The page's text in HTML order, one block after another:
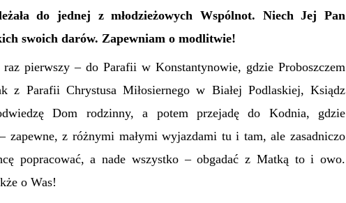
do jednej z młodzieżowych Wspólnot. Niech Jej Pan
swoich darów. Zapewniam o modlitwie!
pierwszy – do Parafii w Konstantynowie, gdzie Proboszczem
z Parafii Chrystusa Miłosiernego w Białej Podlaskiej, Ksiądz
Dom rodzinny, a potem przejadę do Kodnia, gdzie
zapewne, z różnymi małymi wyjazdami tu i tam, ale zasadniczo
popracować, a nade wszystko – obgadać z Matką to i owo.
o Was!